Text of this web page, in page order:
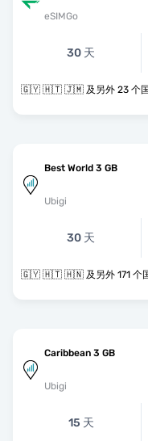
eSIMGo
30 天
🇬🇾 🇭🇹 🇯🇲 及另外 23
Best World 3 GB
Ubigi
30 天
🇬🇾 🇭🇹 🇭🇳 及另外
Caribbean 3 GB
Ubigi
15 天